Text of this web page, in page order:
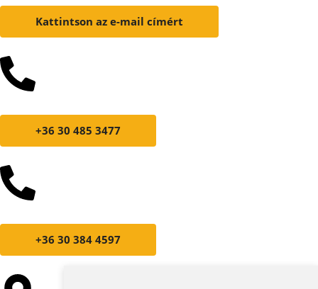
Kattintson az e-mail címért
+36 30 485 3477
+36 30 384 4597